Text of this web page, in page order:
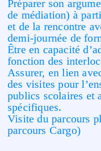
Préparer son
de médiation) à
et de la rencontre
demi-journée de
Être en capacité
fonction des
Assurer, en lien
des visites pour
publics scolaires et
spécifiques.
Visite du parcours
parcours Cargo)